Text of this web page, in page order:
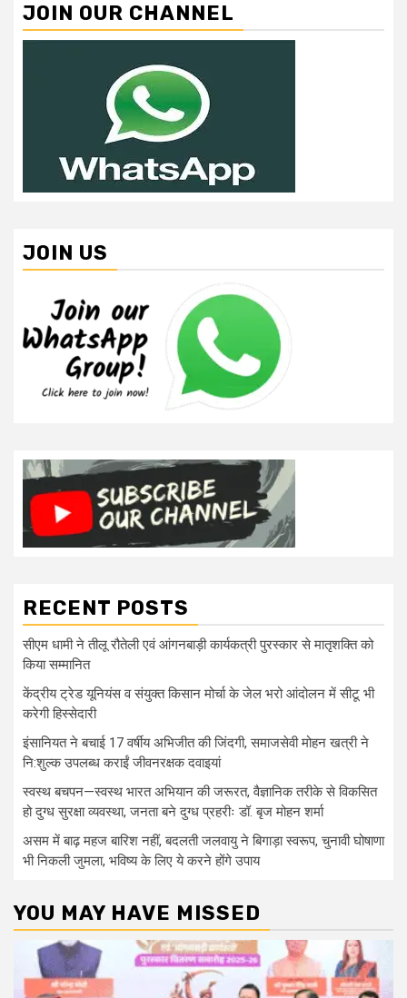
JOIN OUR CHANNEL
JOIN US
RECENT POSTS
सीएम धामी ने तीलू रौतेली एवं आंगनबाड़ी कार्यकत्री पुरस्कार से मातृशक्ति को
किया सम्मानित
केंद्रीय ट्रेड यूनियंस व संयुक्त किसान मोर्चा के जेल भरो आंदोलन में सीटू भी
करेगी हिस्सेदारी
इंसानियत ने बचाई 17 वर्षीय अभिजीत की जिंदगी, समाजसेवी मोहन खत्री ने
नि:शुल्क उपलब्ध कराईं जीवनरक्षक दवाइयां
स्वस्थ बचपन—स्वस्थ भारत अभियान की जरूरत, वैज्ञानिक तरीके से विकसित
हो दुग्ध सुरक्षा व्यवस्था, जनता बने दुग्ध प्रहरीः डॉ. बृज मोहन शर्मा
असम में बाढ़ महज बारिश नहीं, बदलती जलवायु ने बिगाड़ा स्वरूप, चुनावी घोषाणा
भी निकली जुमला, भविष्य के लिए ये करने होंगे उपाय
YOU MAY HAVE MISSED